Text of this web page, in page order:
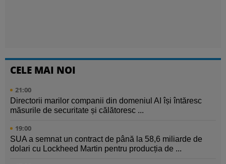
CELE MAI NOI
21:00
Directorii marilor companii din domeniul AI își întăresc
măsurile de securitate și călătoresc ...
19:00
SUA a semnat un contract de până la 58,6 miliarde de
dolari cu Lockheed Martin pentru producția de ...